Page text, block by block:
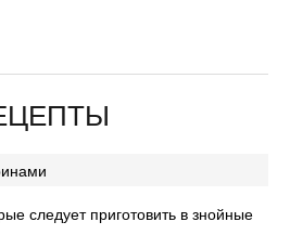
следует приготовить в знойные